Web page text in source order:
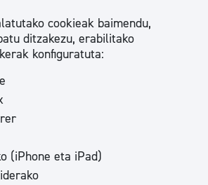
cookieak baimendu,
ditzakezu, erabilitako
konfiguratuta:
(iPhone eta iPad)